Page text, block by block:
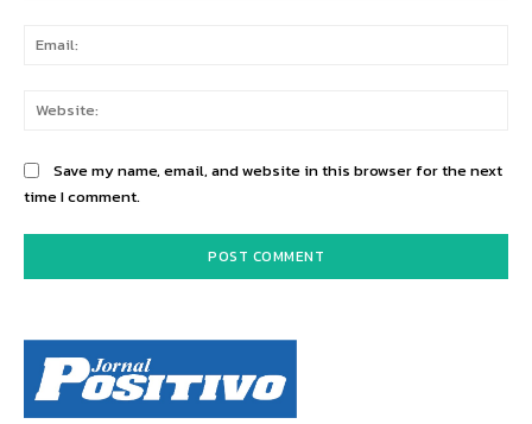
Save my name, email, and website in this browser for the next
time I comment.